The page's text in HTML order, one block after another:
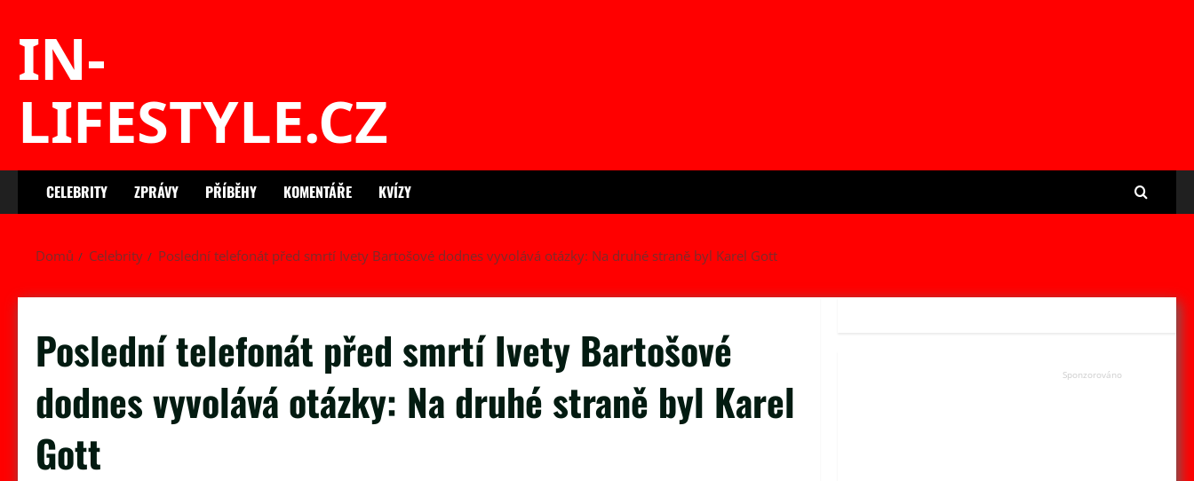
IN-
LIFESTYLE.CZ
CELEBRITY ZPRÁVY PŘÍBĚHY KOMENTÁŘE KVÍZY
Domů Celebrity Poslední telefonát před smrtí Ivety Bartošové dodnes vyvolává otázky: Na druhé straně byl Karel Gott
Poslední telefonát před smrtí Ivety Bartošové
dodnes vyvolává otázky: Na druhé straně byl Karel
Gott